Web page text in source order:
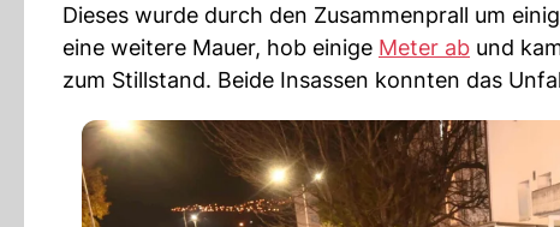
Dieses wurde durch den Zusammenprall um
eine weitere Mauer, hob einige Meter ab und
zum Stillstand. Beide Insassen konnten das